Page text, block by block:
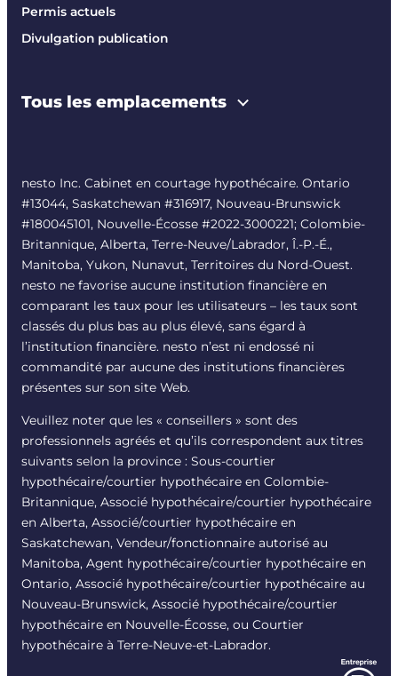
Permis actuels
Divulgation publication
Tous les emplacements
nesto Inc. Cabinet en courtage hypothécaire. Ontario
#13044, Saskatchewan #316917, Nouveau-Brunswick
#180045101, Nouvelle-Écosse #2022-3000221; Colombie-
Britannique, Alberta, Terre-Neuve/Labrador, Î.-P.-É.,
Manitoba, Yukon, Nunavut, Territoires du Nord-Ouest.
nesto ne favorise aucune institution financière en
comparant les taux pour les utilisateurs – les taux sont
classés du plus bas au plus élevé, sans égard à
l’institution financière. nesto n’est ni endossé ni
commandité par aucune des institutions financières
présentes sur son site Web.
Veuillez noter que les « conseillers » sont des
professionnels agréés et qu’ils correspondent aux titres
suivants selon la province : Sous-courtier
hypothécaire/courtier hypothécaire en Colombie-
Britannique, Associé hypothécaire/courtier hypothécaire
en Alberta, Associé/courtier hypothécaire en
Saskatchewan, Vendeur/fonctionnaire autorisé au
Manitoba, Agent hypothécaire/courtier hypothécaire en
Ontario, Associé hypothécaire/courtier hypothécaire au
Nouveau-Brunswick, Associé hypothécaire/courtier
hypothécaire en Nouvelle-Écosse, ou Courtier
hypothécaire à Terre-Neuve-et-Labrador.